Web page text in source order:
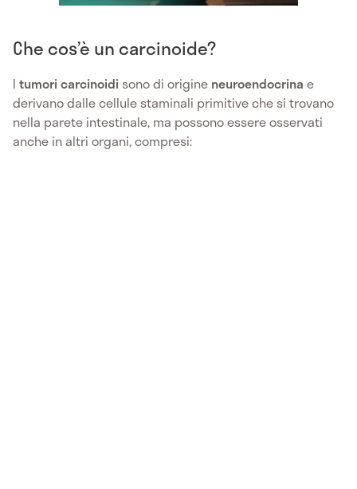
Che cos’è un carcinoide?
I tumoricarcinoidi sono di origine neuroendocrina e
derivano dalle cellule staminali primitive che si trovano
nella parete intestinale, ma possono essere osservati
anche in altri organi, compresi: